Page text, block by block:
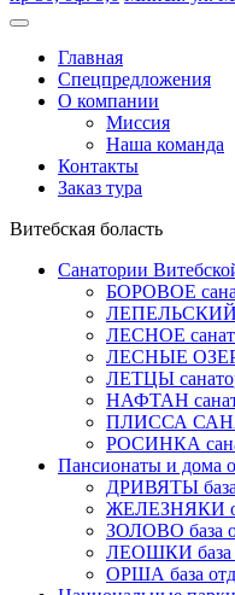
Главная
Спецпредложения
О компании
Миссия
Наша команда
Контакты
Заказ тура
Витебская боласть
Санатории
БОРОВОЕ
ЛЕПЕЛЬСКИЙ
ЛЕСНОЕ
ЛЕСНЫЕ
ЛЕТЦЫ
НАФТАН
ПЛИССА
РОСИНКА
Пансионаты и дома
ДРИВЯТЫ
ЖЕЛЕЗНЯКИ
ЗОЛОВО база
ЛЕОШКИ база
ОРША база